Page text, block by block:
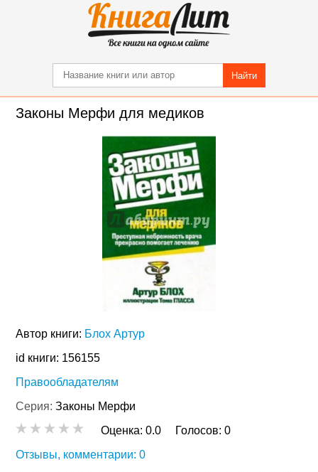
Найти
Законы Мерфи для медиков
Автор книги: Блох Артур
id книги: 156155
Правообладателям
Серия:Законы Мерфи
Оценка:0.0 Голосов:0
Отзывы, комментарии: 0